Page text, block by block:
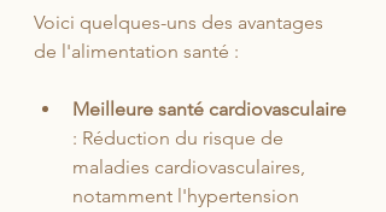
Voici quelques-uns des avantages
de l'alimentation santé :
Meilleure santé cardiovasculaire
: Réduction du risque de
maladies cardiovasculaires,
notamment l'hypertension